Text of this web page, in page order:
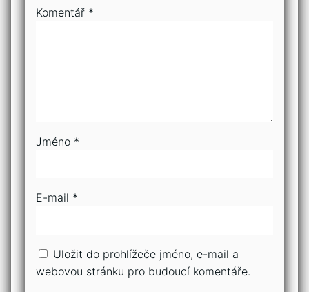
Komentář *
Jméno *
E-mail *
Uložit do prohlížeče jméno, e-mail a
webovou stránku pro budoucí komentáře.